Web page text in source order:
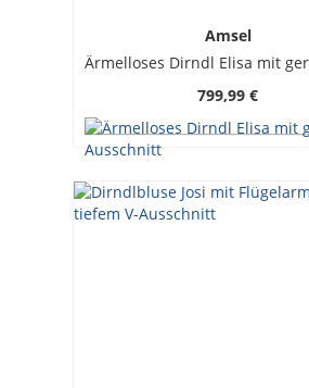
Amsel
799,99 €